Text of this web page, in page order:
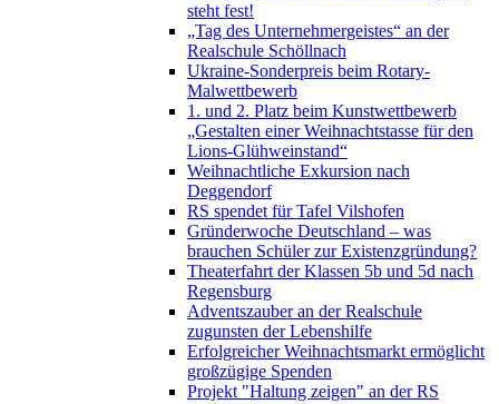
steht fest!
„Tag des Unternehmergeistes“ an der
Realschule Schöllnach
Ukraine-Sonderpreis beim Rotary-
Malwettbewerb
1. und 2. Platz beim Kunstwettbewerb
„Gestalten einer Weihnachtstasse für den
Lions-Glühweinstand“
Weihnachtliche Exkursion nach
Deggendorf
RS spendet für Tafel Vilshofen
Gründerwoche Deutschland – was
brauchen Schüler zur Existenzgründung?
Theaterfahrt der Klassen 5b und 5d nach
Regensburg
Adventszauber an der Realschule
zugunsten der Lebenshilfe
Erfolgreicher Weihnachtsmarkt ermöglicht
großzügige Spenden
Projekt "Haltung zeigen" an der RS